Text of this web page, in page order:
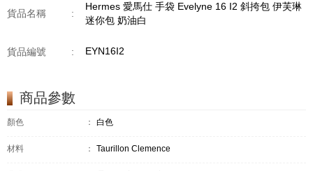
貨品名稱 :
Hermes 愛馬仕 手袋 Evelyne 16 I2 斜挎包 伊芙琳
迷你包 奶油白
貨品編號 : EYN16I2
商品參數
顏色 ： 白色
材料 ： Taurillon Clemence